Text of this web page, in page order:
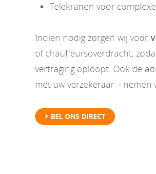
Telekranen voor
Indien nodig zorgen wij voor
of chauffeursoverdracht,
vertraging oploopt. Ook de
met uw verzekeraar – nemen
BEL ONS DIRECT